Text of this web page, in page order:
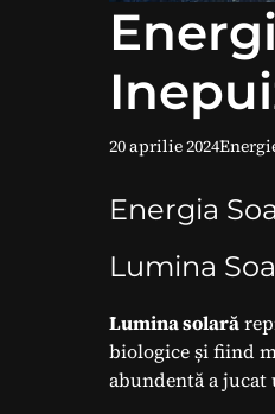
20 aprilie 2024
Energia
Lumina
Lumina solară
biologice și fiind
abundentă a